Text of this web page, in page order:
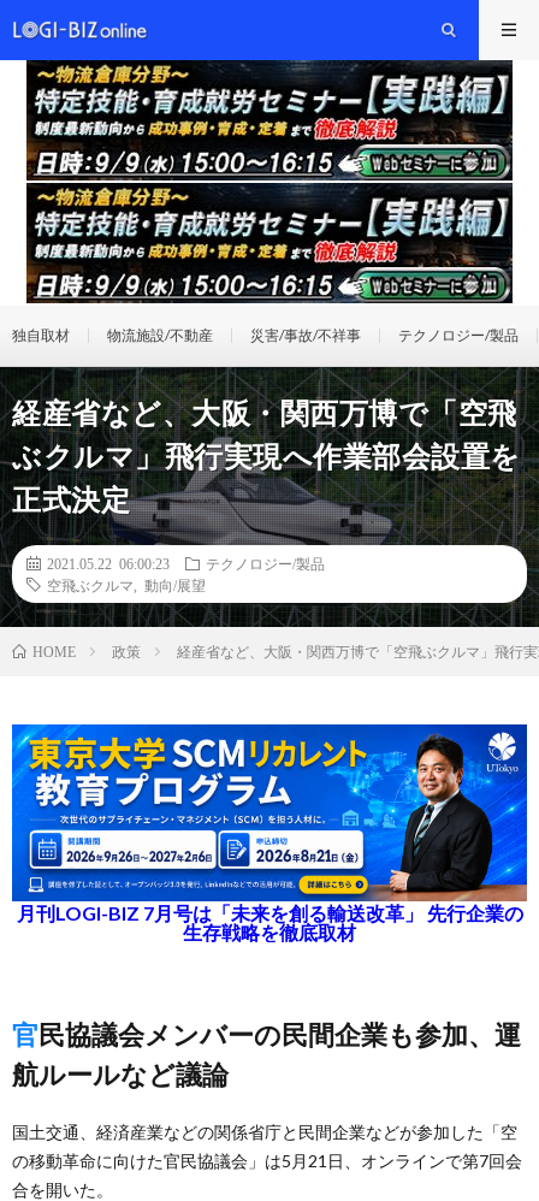
独自取材 物流施設/不動産 災害/事故/不祥事 テクノロジー/製品
経産省など、大阪・関西万博で「空飛
ぶクルマ」飛行実現へ作業部会設置を
正式決定
2021.05.22 06:00:23
テクノロジー/製品
空飛ぶクルマ
動向/展望
HOME 政策 経産省など、大阪・関西万博で「空飛ぶクルマ」飛行
月刊LOGI-BIZ 7月号は「未来を創る輸送改革」 先行企業の
生存戦略を徹底取材
官民協議会メンバーの民間企業も参加、運
航ルールなど議論
国土交通、経済産業などの関係省庁と民間企業などが参加した「空
の移動革命に向けた官民協議会」は5月21日、オンラインで第7回会
合を開いた。